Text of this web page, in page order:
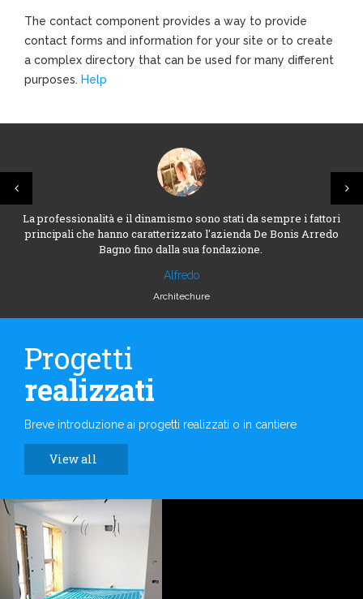
The contact component provides a way to provide
contact forms and information for your site or to create
a complex directory that can be used for many different
purposes. Help
La professionalità e il dinamismo sono stati da sempre i fattori
principali che hanno caratterizzato l'azienda De Bonis Arredo
Bagno fino dalla sua fondazione.
Alfredo
Architechure
Progetti
realizzati
Breve introduzione ai progetti realizzati o in cantiere
View all